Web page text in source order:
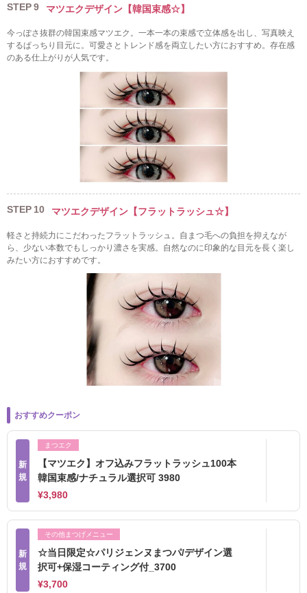
STEP9 マツエクデザイン【韓国束感☆】
今っぽさ抜群の韓国束感マツエク。一本一本の束感で立体感を出し、写真映え
するぱっちり目元に。可愛さとトレンド感を両立したい方におすすめ。存在感
のある仕上がりが人気です。
STEP 10 マツエクデザイン【フラットラッシュ☆】
軽さと持続力にこだわったフラットラッシュ。自まつ毛への負担を抑えなが
ら、少ない本数でもしっかり濃さを実感。自然なのに印象的な目元を長く楽し
みたい方におすすめです。
おすすめクーポン
新
規
まつエク
【マツエク】オフ込みフラットラッシュ100本
韓国束感/ナチュラル選択可 3980
¥3,980
新
規
その他まつげメニュー
☆当日限定☆パリジェンヌまつパ/デザイン選
択可+保湿コーティング付_3700
¥3,700